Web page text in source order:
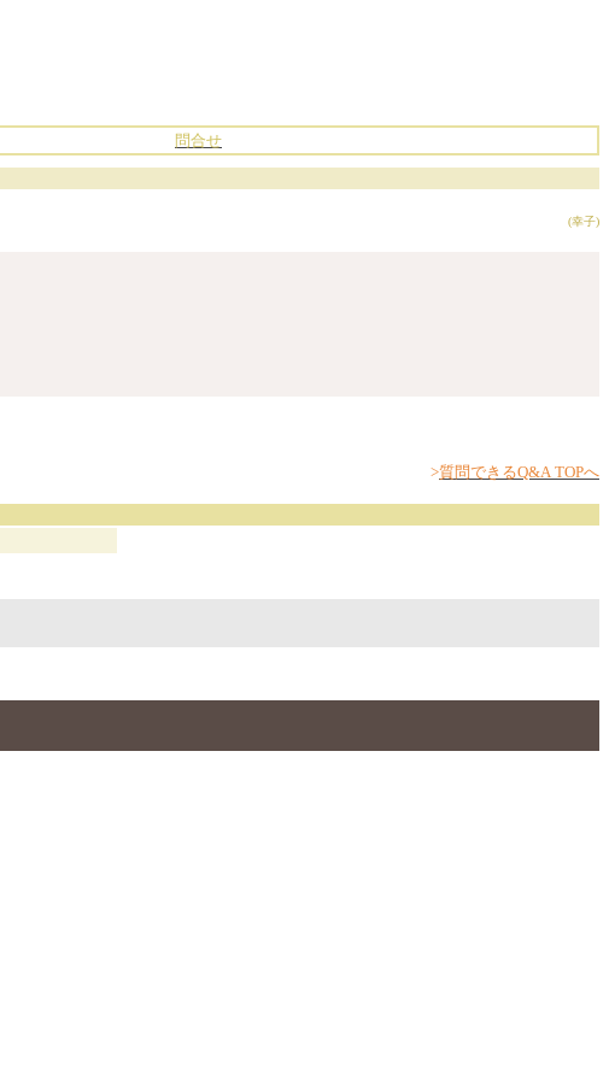
問合せ
(幸子)
>質問できるQ&A TOPへ